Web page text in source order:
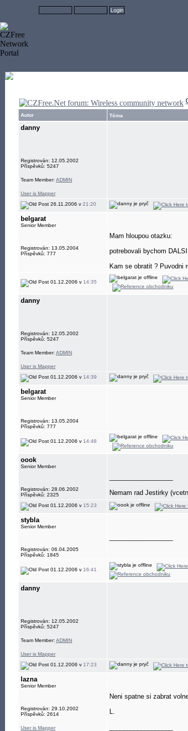
Autor
Téma
danny
Registrován: 12.05.2002
Příspěvků: 5247
Team Member: ADMIN
User is Mapper
26.11.2006 v 21:20
belgarat
Senior Member
Registrován: 13.05.2004
Příspěvků: 777
Mam hloupou otazku:
potrebovali bychom
Kam se obratit ? Puvodni
01.12.2006 v 14:35
danny
Registrován: 12.05.2002
Příspěvků: 5247
Team Member: ADMIN
User is Mapper
01.12.2006 v 14:39
belgarat
Senior Member
Registrován: 13.05.2004
Příspěvků: 777
01.12.2006 v 14:48
oook
Senior Member
Registrován: 28.06.2002
Příspěvků: 2325
Nemam rad Jestirky
01.12.2006 v 15:23
stybla
Senior Member
Registrován: 06.04.2005
Příspěvků: 1845
01.12.2006 v 16:41
danny
Registrován: 12.05.2002
Příspěvků: 5247
Team Member: ADMIN
User is Mapper
01.12.2006 v 17:23
lazna
Senior Member
Registrován: 29.10.2002
Příspěvků: 2614
User is Mapper
Neni spatne si zabrat
L.